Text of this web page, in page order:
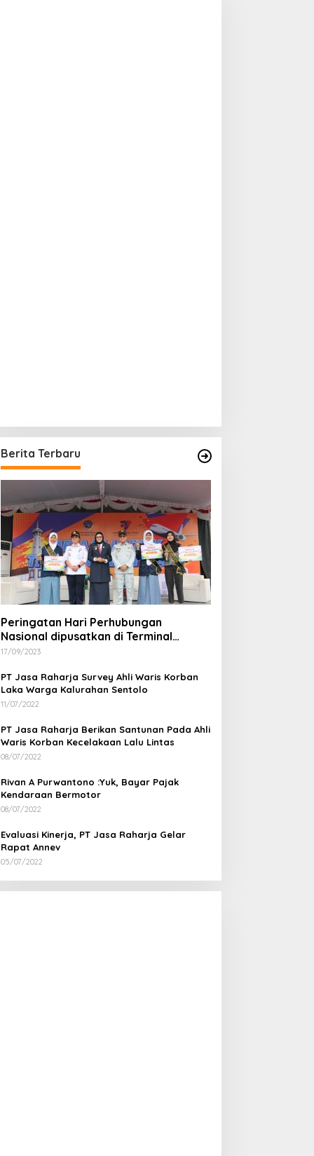
Berita Terbaru
Peringatan Hari Perhubungan
Nasional dipusatkan di Terminal
Wates Kulon Progo
17/09/2023
PT Jasa Raharja Survey Ahli Waris Korban
Laka Warga Kalurahan Sentolo
11/07/2022
PT Jasa Raharja Berikan Santunan Pada Ahli
Waris Korban Kecelakaan Lalu Lintas
08/07/2022
Rivan A Purwantono :Yuk, Bayar Pajak
Kendaraan Bermotor
08/07/2022
Evaluasi Kinerja, PT Jasa Raharja Gelar
Rapat Annev
05/07/2022